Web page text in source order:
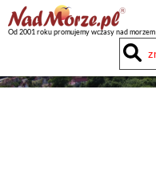
Od 2001 roku promujemy wczasy nad morzem